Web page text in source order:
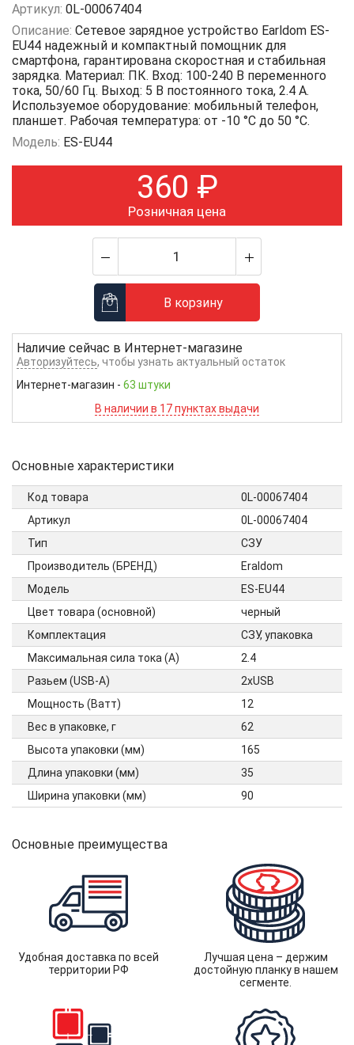
Артикул: 0L-00067404
Описание: Сетевое зарядное устройство Earldom ES-
EU44 надежный и компактный помощник для
смартфона, гарантирована скоростная и стабильная
зарядка. Материал: ПК. Вход: 100-240 В переменного
тока, 50/60 Гц. Выход: 5 В постоянного тока, 2.4 А.
Используемое оборудование: мобильный телефон,
планшет. Рабочая температура: от -10 °C до 50 °C.
Модель: ES-EU44
360 ₽
Розничная цена
В корзину
Наличие сейчас в Интернет-магазине
Авторизуйтесь, чтобы узнать актуальный остаток
Интернет-магазин - 63 штуки
В наличии в 17 пунктах выдачи
Основные характеристики
Код товара
0L-00067404
Артикул
0L-00067404
Тип
СЗУ
Производитель (БРЕНД)
Eraldom
Модель
ES-EU44
Цвет товара (основной)
черный
Комплектация
СЗУ, упаковка
Максимальная сила тока (А)
2.4
Разьем (USB-A)
2xUSB
Мощность (Ватт)
12
Вес в упаковке, г
62
Высота упаковки (мм)
165
Длина упаковки (мм)
35
Ширина упаковки (мм)
90
Основные преимущества
Удобная доставка по всей
территории РФ
Лучшая цена – держим
достойную планку в нашем
сегменте.